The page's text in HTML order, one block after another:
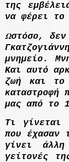
της
να φέρει το
Ωστόσο,
µνηµείο.
Και αυτό
ζωή και το
καταστροφή
µας από το
Τι γίνεται
που έχασαν
γίνει
γείτονές